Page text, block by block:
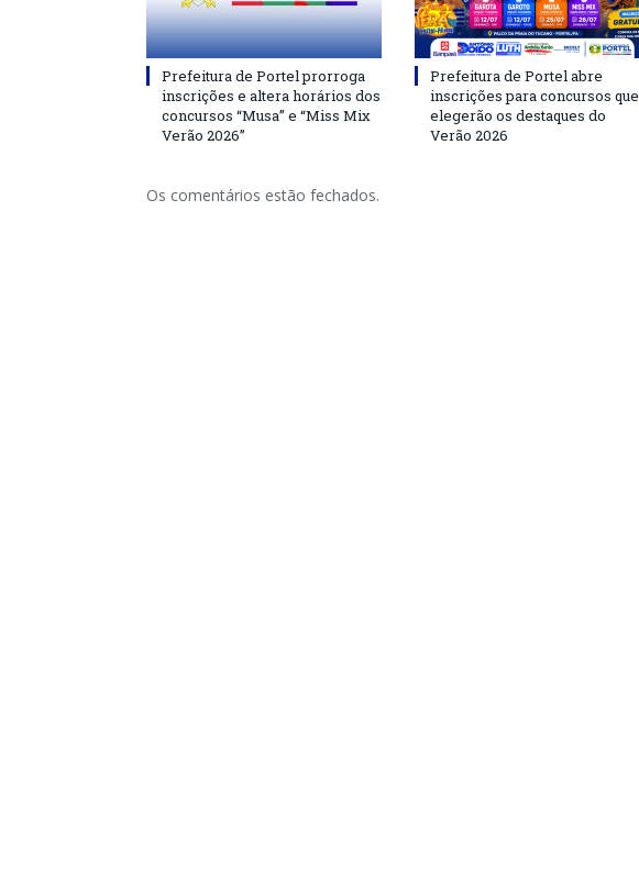
Prefeitura de Portel prorroga
inscrições e altera horários dos
concursos “Musa” e “Miss Mix
Verão 2026”
Prefeitura de Portel abre
inscrições para concursos que
elegerão os destaques do
Verão 2026
Os comentários estão fechados.